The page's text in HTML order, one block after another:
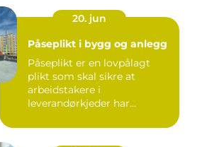
20. jun
Påseplikt i bygg og anlegg
Påseplikt er en lovpålagt
plikt som skal sikre at
arbeidstakere i
leverandørkjeder har